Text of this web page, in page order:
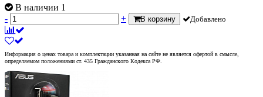
В наличии 1
-
+ В корзину Добавлено
Информация о ценах товара и комплектации указанная на сайте не является офертой в смысле,
определяемом положениями ст. 435 Гражданского Кодекса РФ.